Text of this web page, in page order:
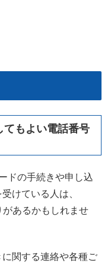
てもよい電話番号
ドの手続きや申し込
けている人は、
あるかもしれませ
関する連絡や各種ご